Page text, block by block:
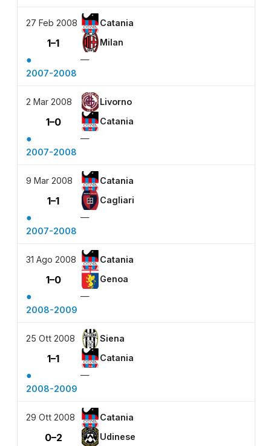
27 Feb 2008 Catania
1–1 Milan
●
—
2007-2008
2 Mar 2008 Livorno
1–0 Catania
●
—
2007-2008
9 Mar 2008 Catania
1–1 Cagliari
●
—
2007-2008
31 Ago 2008 Catania
1–0 Genoa
●
—
2008-2009
25 Ott 2008 Siena
1–1 Catania
●
—
2008-2009
29 Ott 2008 Catania
0–2 Udinese